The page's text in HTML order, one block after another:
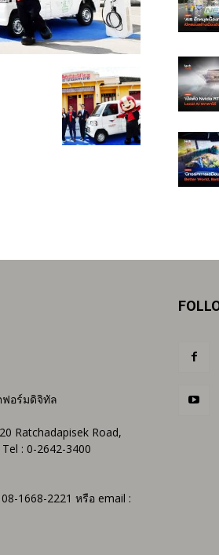
ฟอร์มดิจิทัล
Ratchadapisek Road,
: 0-2642-3400
1668-2221 หรือ email :